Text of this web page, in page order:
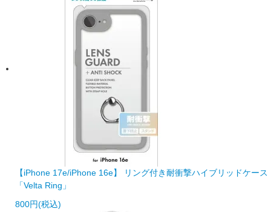
【iPhone 17e/iPhone 16e】 リング付き耐衝撃ハイブリッドケース
「Velta Ring」
800円(税込)